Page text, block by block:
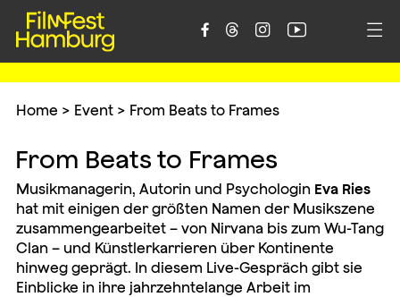
    
Home > Event > From Beats to Frames
From Beats to Frames
Musikmanagerin, Autorin und Psychologin Eva Ries
hat mit einigen der größten Namen der Musikszene
zusammengearbeitet – von Nirvanabis zum Wu-Tang
Clan – und Künstlerkarrieren über Kontinente
hinweg geprägt. In diesem Live-Gespräch gibt sie
Einblicke in ihre jahrzehntelange Arbeit im